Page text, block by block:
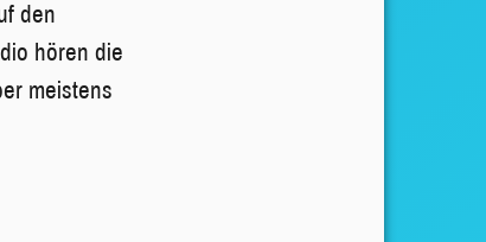
den
hören die
meistens